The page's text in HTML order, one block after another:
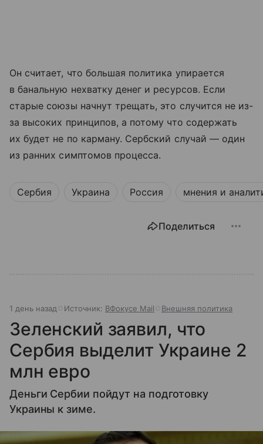
Он считает, что большая политика упирается
в банальную нехватку денег и ресурсов. Если
старые союзы начнут трещать, это случится не из-
за высоких принципов, а потому что содержать
их будет не по карману. Сербский случай — один
из ранних симптомов процесса.
Сербия Украина Россия мнения и
Поделиться
1 день назад Источник: ВФокусе Mail Внешняя политика
Зеленский заявил, что
Сербия выделит Украине 2
млн евро
Деньги Сербии пойдут на подготовку
Украины к зиме.